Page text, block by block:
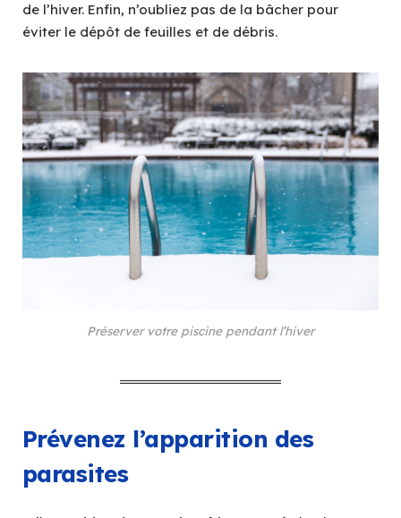
de l’hiver. Enfin, n’oubliez pas de la bâcher pour
éviter le dépôt de feuilles et de débris.
Préserver votre piscine pendant l’hiver
Prévenez l’apparition des
parasites